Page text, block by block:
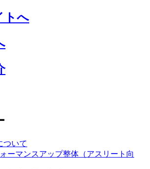
トへ
ついて
ーマンスアップ整体（アスリート向